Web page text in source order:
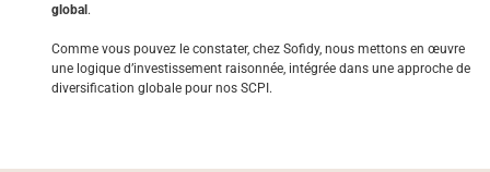
global .
Comme vous pouvez le constater, chez Sofidy, nous mettons en œuvre
une logique d’investissement raisonnée, intégrée dans une approche de
diversification globale pour nos SCPI.